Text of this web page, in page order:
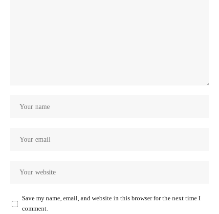
Save my name, email, and website in this browser for the next time I
comment.